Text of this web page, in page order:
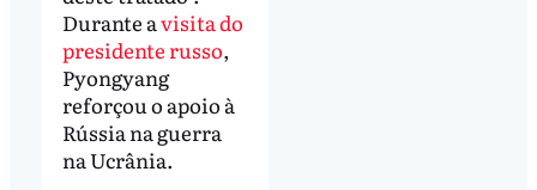
Durante avisita do
presidente russo,
Pyongyang
reforçou o apoio à
Rússia na guerra
na Ucrânia.